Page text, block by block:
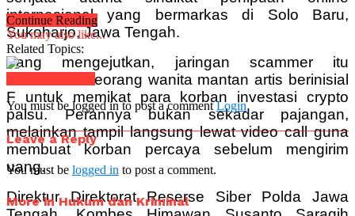
internasional yang bermarkas di Solo Baru,
Sukoharjo, Jawa Tengah.
Yang mengejutkan, jaringan scammer itu
melibatkan seorang wanita mantan artis berinisial
F untuk memikat para korban investasi crypto
palsu. Perannya bukan sekadar pajangan,
melainkan tampil langsung lewat video call guna
membuat korban percaya sebelum mengirim
uang.
Direktur Direktorat Reserse Siber Polda Jawa
Continue Reading
You may also like...
Related Topics:
You must be logged in to post a commentLogin
Leave a Reply
You must be logged in to post a comment.
More in Hukum dan Kriminal